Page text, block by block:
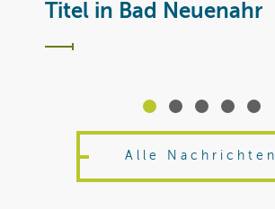
Titel in Bad Neuenahr
Alle Nachrichten